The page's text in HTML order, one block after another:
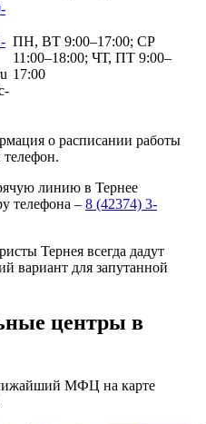
ПН, ВТ 9:00–17:00; СР
11:00–18:00; ЧТ, ПТ 9:00–
17:00
о расписании работы
линию в Тернее
телефона – 8 (42374) 3-
Тернея всегда дадут
вариант для запутанной
центры в
МФЦ на карте